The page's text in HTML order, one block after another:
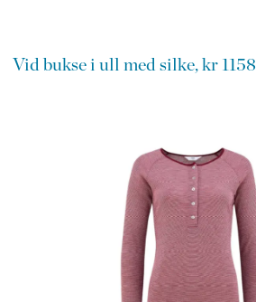
Vid bukse i ull med silke, kr 1158